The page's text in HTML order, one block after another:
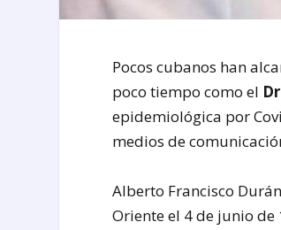
Pocos cubanos han
poco tiempo como el
epidemiológica por
medios de
Alberto Francisco
Oriente el 4 de junio de